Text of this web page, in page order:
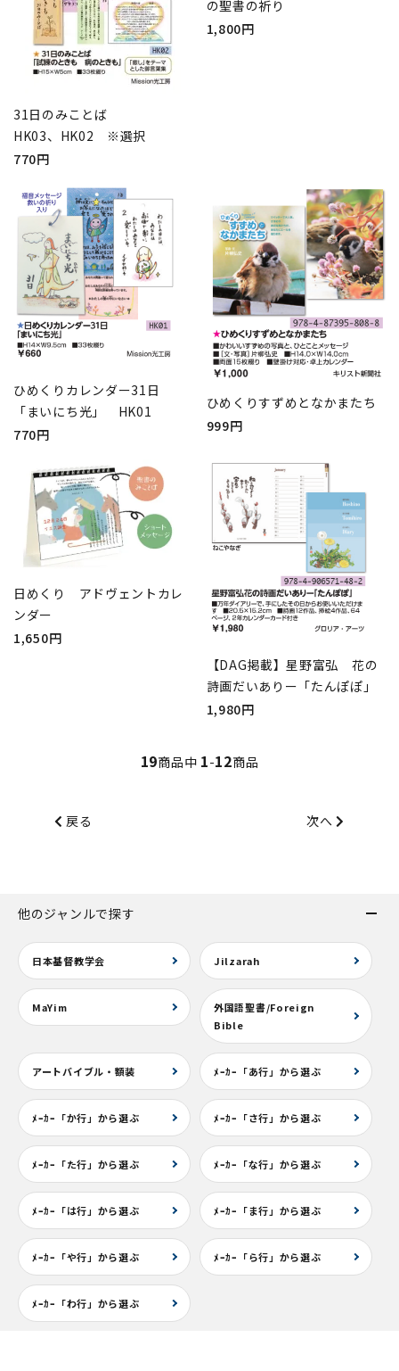
31日のみことば
HK03、HK02 ※選択
770円
の聖書の祈り
1,800円
ひめくりカレンダー31日
「まいにち光」 HK01
770円
ひめくりすずめとなかまたち
999円
日めくり アドヴェントカレ
ンダー
1,650円
【DAG掲載】星野富弘 花の
詩画だいありー「たんぽぽ」
1,980円
19商品中 1-12商品
戻る 次へ
他のジャンルで探す
日本基督教学会 Jilzarah
MaYim
外国語聖書/Foreign
Bible
アートバイブル・額装 ﾒｰｶｰ「あ行」から選ぶ
ﾒｰｶｰ「か行」から選ぶ ﾒｰｶｰ「さ行」から選ぶ
ﾒｰｶｰ「た行」から選ぶ ﾒｰｶｰ「な行」から選ぶ
ﾒｰｶｰ「は行」から選ぶ ﾒｰｶｰ「ま行」から選ぶ
ﾒｰｶｰ「や行」から選ぶ ﾒｰｶｰ「ら行」から選ぶ
ﾒｰｶｰ「わ行」から選ぶ